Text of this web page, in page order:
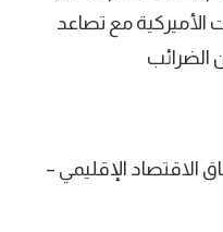
الأميركية مع تصاعد
الضرائب
الاقتصاد الإقليمي –